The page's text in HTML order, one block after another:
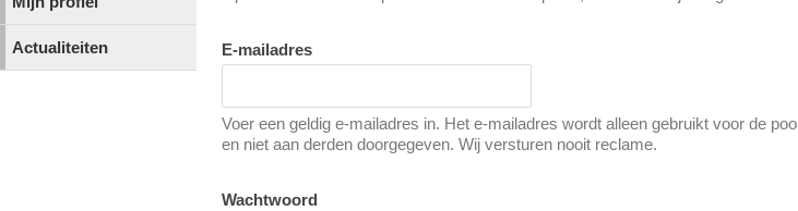
Actualiteiten E-mailadres
Voer een geldig e-mailadres in. Het e-mailadres wordt alleen gebruikt voor de pool
en niet aan derden doorgegeven. Wij versturen nooit reclame.
Wachtwoord